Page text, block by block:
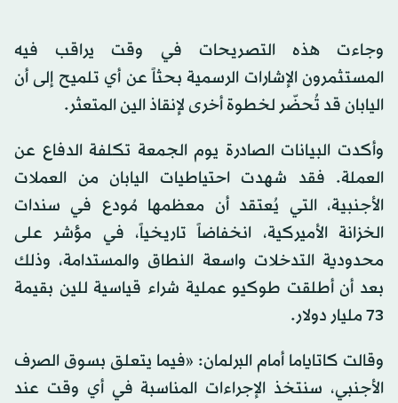
وجاءت هذه التصريحات في وقت يراقب فيه
المستثمرون الإشارات الرسمية بحثاً عن أي تلميح إلى أن
اليابان قد تُحضّر لخطوة أخرى لإنقاذ الين المتعثر.
وأكدت البيانات الصادرة يوم الجمعة تكلفة الدفاع عن
العملة. فقد شهدت احتياطيات اليابان من العملات
الأجنبية، التي يُعتقد أن معظمها مُودع في سندات
الخزانة الأميركية، انخفاضاً تاريخياً، في مؤشر على
محدودية التدخلات واسعة النطاق والمستدامة، وذلك
بعد أن أطلقت طوكيو عملية شراء قياسية للين بقيمة
73 مليار دولار.
وقالت كاتاياما أمام البرلمان: «فيما يتعلق بسوق الصرف
الأجنبي، سنتخذ الإجراءات المناسبة في أي وقت عند